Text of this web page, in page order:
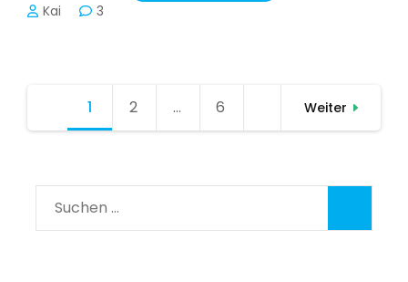
Kai 3
Seitennummerierung
1 Seite
2 … Seite
6 Weiter
Suchen
nach: